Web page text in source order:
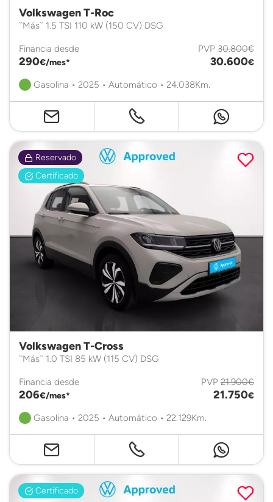
Volkswagen T-Roc
``Más`` 1.5 TSI 110 kW (150 CV) DSG
Financia desde
290€/mes*
PVP 30.800€
30.600€
Gasolina • 2025 • Automático • 24.038Km.
Reservado
Certificado
Volkswagen T-Cross
``Más`` 1.0 TSI 85 kW (115 CV) DSG
Financia desde
206€/mes*
PVP 21.900€
21.750€
Gasolina • 2025 • Automático • 22.129Km.
Certificado